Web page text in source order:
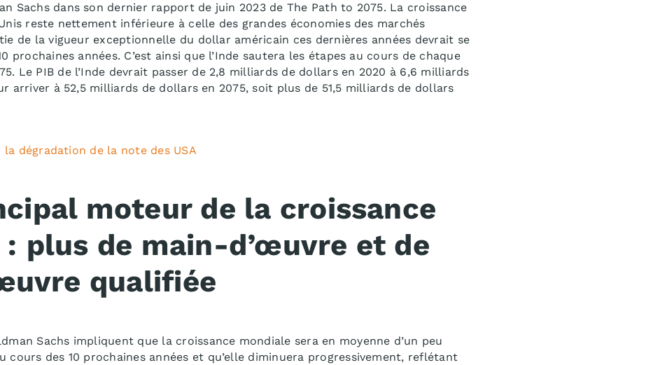
Sachs dans son dernier rapport de juin 2023 de The Path to 2075. La croissance
reste nettement inférieure à celle des grandes économies des marchés
de la vigueur exceptionnelle du dollar américain ces dernières années devrait se
prochaines années. C’est ainsi que l’Inde sautera les étapes au cours de chaque
Le PIB de l’Inde devrait passer de 2,8 milliards de dollars en 2020 à 6,6 milliards
arriver à 52,5 milliards de dollars en 2075, soit plus de 51,5 milliards de dollars
la dégradation de la note des USA
moteur de la croissance
: plus de main-d’œuvre et de
qualifiée
Sachs impliquent que la croissance mondiale sera en moyenne d’un peu
cours des 10 prochaines années et qu’elle diminuera progressivement, reflétant